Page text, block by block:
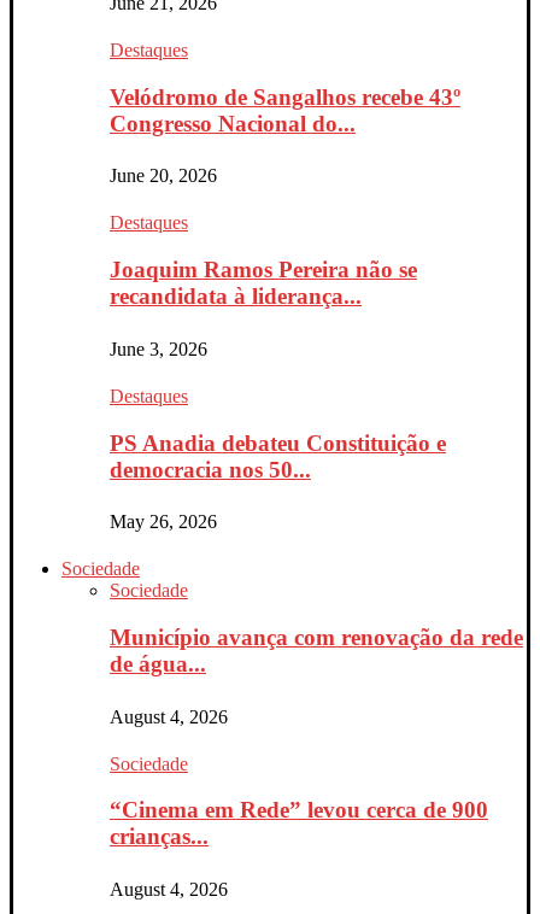
Destaques
Velódromo de Sangalhos recebe 43º
Congresso Nacional do...
June 20, 2026
Destaques
Joaquim Ramos Pereira não se
recandidata à liderança...
June 3, 2026
Destaques
PS Anadia debateu Constituição e
democracia nos 50...
May 26, 2026
Sociedade
Sociedade
Município avança com renovação da rede
de água...
August 4, 2026
Sociedade
“Cinema em Rede” levou cerca de 900
crianças...
August 4, 2026